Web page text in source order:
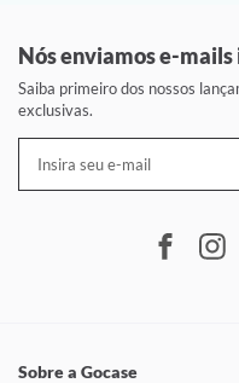
Nós enviamos e-
Saiba primeiro dos nossos
exclusivas.
Sobre a Gocase